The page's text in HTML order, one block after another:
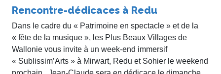
Rencontre-dédicaces à Redu
Dans le cadre du « Patrimoine en spectacle » et de la
« fête de la musique », les Plus Beaux Villages de
Wallonie vous invite à un week-end immersif
« Sublissim’Arts » à Mirwart, Redu et Sohier le weekend